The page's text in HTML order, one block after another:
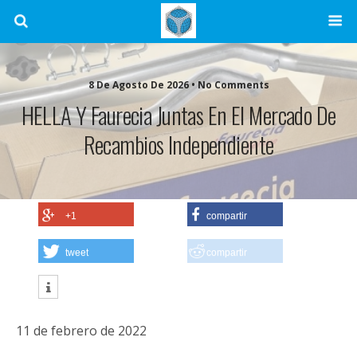
8 De Agosto De 2026 • No Comments
HELLA Y Faurecia Juntas En El Mercado De
Recambios Independiente
+1 compartir
tweet compartir
11 de febrero de 2022